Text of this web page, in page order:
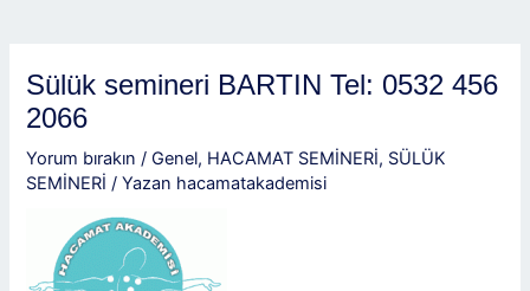
Sülük semineri BARTIN Tel: 0532 456
2066
Yorum bırakın /Genel, HACAMAT SEMİNERİ, SÜLÜK
SEMİNERİ / Yazan hacamatakademisi